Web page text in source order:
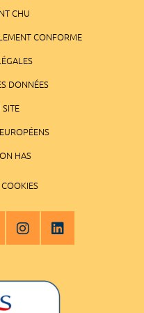
CHU
CONFORME
DONNÉES
HAS